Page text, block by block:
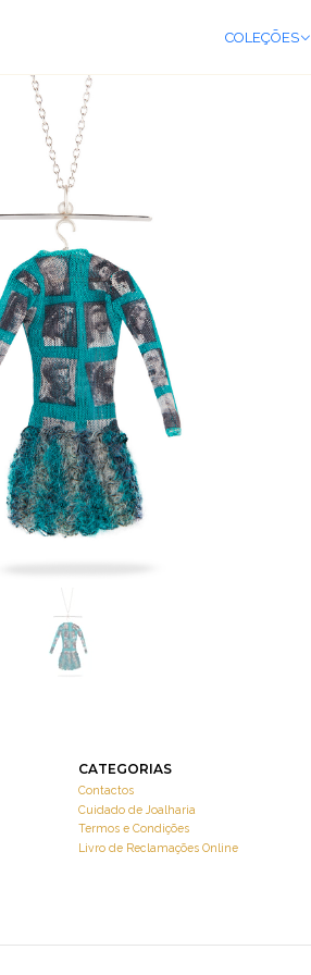
COLEÇÕES
CATEGORIAS
Contactos
Cuidado de Joalharia
Termos e Condições
Livro de Reclamações Online